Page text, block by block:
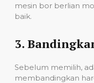
mesin bor berlian
baik.
3.
Sebelum memilih,
membandingkan